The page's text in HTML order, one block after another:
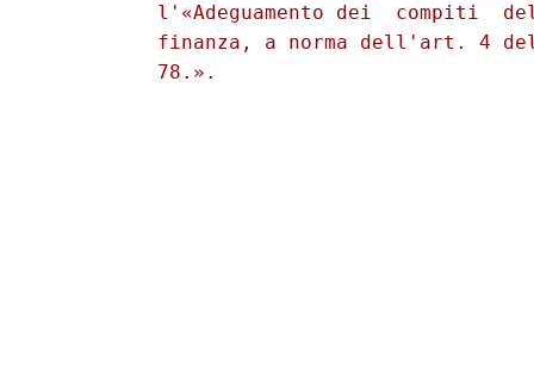
l'«Adeguamento dei  compiti
finanza, a norma dell'art. 4